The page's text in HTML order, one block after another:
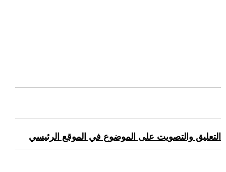
التعليق والتصويت على الموضوع في الموقع الرئيسي